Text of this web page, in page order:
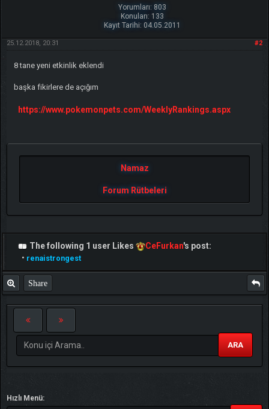
Yorumları: 803
Konuları: 133
Kayıt Tarihi: 04.05.2011
#2
25.12.2018, 20:31
8 tane yeni etkinlik eklendi
başka fikirlere de açığım
https://www.pokemonpets.com/WeeklyRankings.aspx
Namaz
Forum Rütbeleri
The following 1 user Likes CeFurkan's post:
• renaistrongest
Share
ARA
Hızlı Menü: